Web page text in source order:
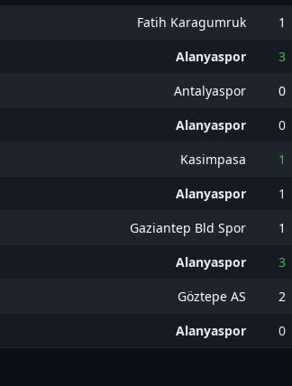
Fatih Karagumruk 1
Alanyaspor 3
Antalyaspor 0
Alanyaspor 0
Kasimpasa 1
Alanyaspor 1
Gaziantep Bld Spor 1
Alanyaspor 3
Göztepe AS 2
Alanyaspor 0